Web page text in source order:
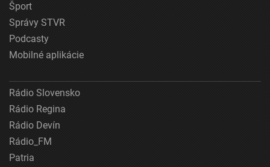
Šport
Správy STVR
Podcasty
Mobilné aplikácie
Rádio Slovensko
Rádio Regina
Rádio Devín
Rádio_FM
Patria